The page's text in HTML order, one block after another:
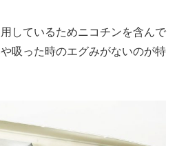
しているためニコチンを含んで
吸った時のエグみがないのが特